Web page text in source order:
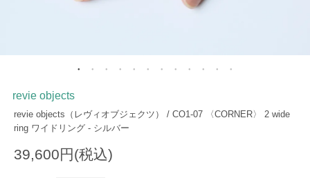
revie objects
revie objects（レヴィオブジェクツ） / CO1-07 〈CORNER〉 2 wide
ring ワイドリング - シルバー
39,600円(税込)